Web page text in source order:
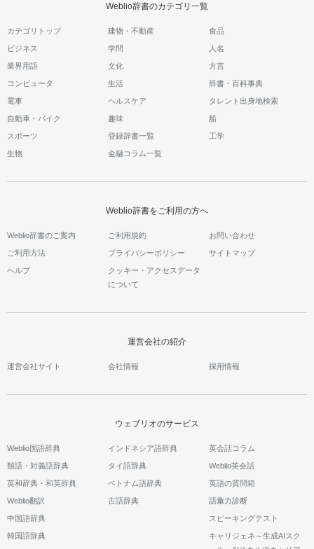
Weblio辞書のカテゴリ一覧
カテゴリトップ 建物・不動産 食品
ビジネス 学問 人名
業界用語 文化 方言
コンピュータ 生活 辞書・百科事典
電車 ヘルスケア タレント出身地検索
自動車・バイク 趣味 船
スポーツ 登録辞書一覧 工学
生物 金融コラム一覧
Weblio辞書をご利用の方へ
Weblio辞書のご案内 ご利用規約 お問い合わせ
ご利用方法 プライバシーポリシー サイトマップ
ヘルプ
クッキー・アクセスデータ
について
運営会社の紹介
運営会社サイト 会社情報 採用情報
ウェブリオのサービス
Weblio国語辞典
類語・対義語辞典
英和辞典・和英辞典
Weblio翻訳
中国語辞典
韓国語辞典
インドネシア語辞典
タイ語辞典
ベトナム語辞典
古語辞典
英会話コラム
Weblio英会話
英語の質問箱
語彙力診断
スピーキングテスト
キャリジェネ～生成AIスク